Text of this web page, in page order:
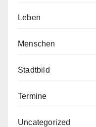
Leben
Menschen
Stadtbild
Termine
Uncategorized